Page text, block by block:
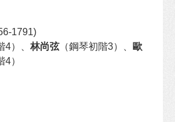
1791)
4）、 林尚弦（鋼琴初階3）、
歐
4）